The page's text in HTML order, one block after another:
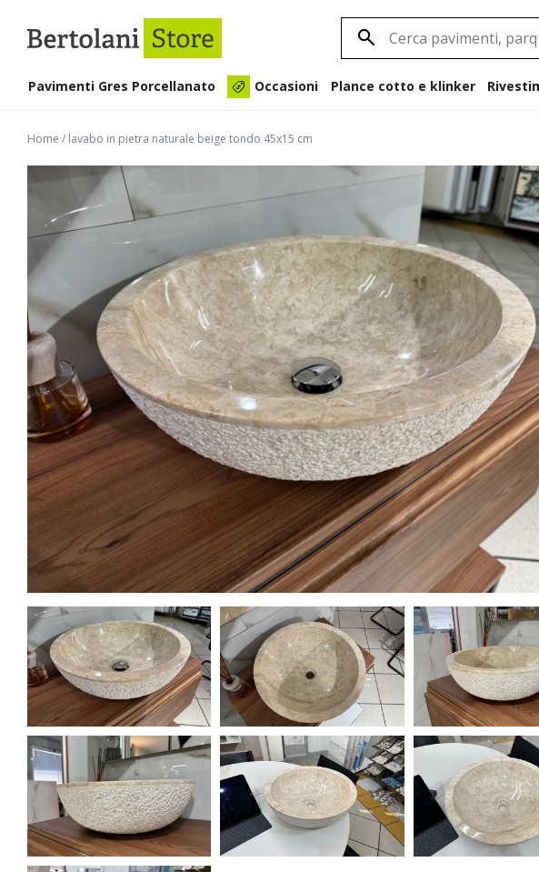
Pavimenti Gres Porcellanato Occasioni Plance cotto e klinker
Home / lavabo in pietra naturale beige tondo 45x15 cm